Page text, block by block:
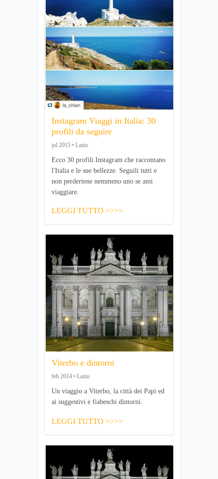
Instagram Viaggi in Italia: 30
profili da seguire
jul 2015 • Lazio
Ecco 30 profili Instagram che raccontano
l'Italia e le sue bellezze. Seguili tutti e
non perdertene nemmeno uno se ami
viaggiare.
LEGGI TUTTO >>>>
Viterbo e dintorni
feb 2014 • Lazio
Un viaggio a Viterbo, la città dei Papi ed
ai suggestivi e fiabeschi dintorni.
LEGGI TUTTO >>>>